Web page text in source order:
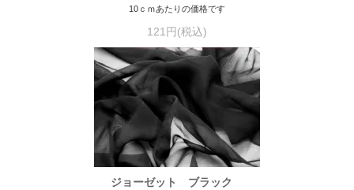
10ｃｍあたりの価格です
121円(税込)
ジョーゼット ブラック